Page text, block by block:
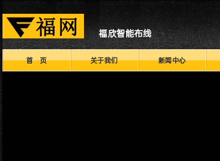
福欣智能布线
首 页 关于我们 新闻中心